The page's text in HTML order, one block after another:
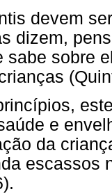
devem
dizem,
sabe sobre
e
da
escassos